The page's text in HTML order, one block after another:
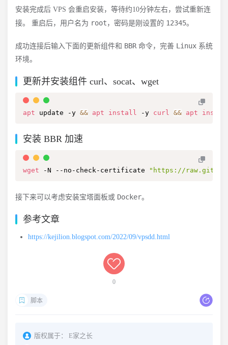
安装完成后 VPS 会重启安装，等待约10分钟左右，尝试重新连
接。 重启后，用户名为 root ，密码是刚设置的 12345。
成功连接后输入下面的更新组件和 BBR命令，完善 Linux 系统
环境。
更新并安装组件 curl、socat、wget
apt update -y && apt install -y curl && apt
安装 BBR 加速
wget -N --no-check-certificate "https://
接下来可以考虑安装宝塔面板或 Docker。
参考文章
https://kejilion.blogspot.com/2022/09/vpsdd.html
0
脚本
版权属于：
E家之长